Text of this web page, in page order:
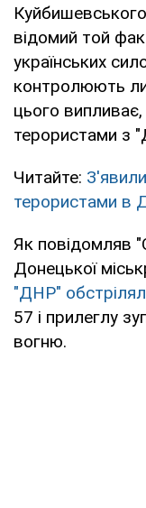
відомий той
українських
контролюють
цього
терористами з
Читайте:
терористами в
Як повідомляв
Донецької
"ДНР"
57 і прилеглу
вогню.